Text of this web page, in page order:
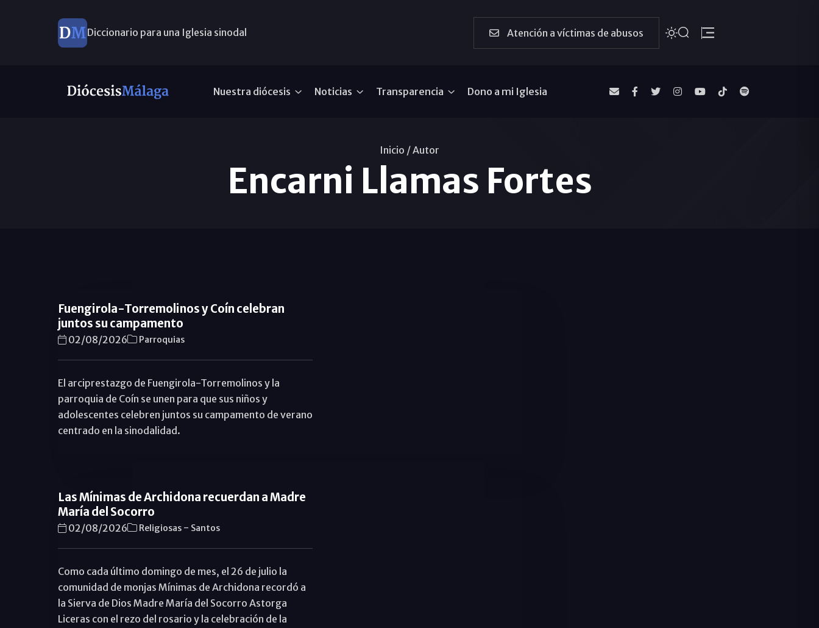
Diccionario para una Iglesia sinodal Atención a víctimas de abusos
Nuestra diócesis Noticias Transparencia Dono a mi Iglesia
Inicio /Autor
Encarni Llamas Fortes
Fuengirola-Torremolinos y Coín celebran
juntos su campamento
02/08/2026 Parroquias
El arciprestazgo de Fuengirola-Torremolinos y la
parroquia de Coín se unen para que sus niños y
adolescentes celebren juntos su campamento de verano
centrado en la sinodalidad.
Las Mínimas de Archidona recuerdan a Madre
María del Socorro
02/08/2026 Religiosas - Santos
Como cada último domingo de mes, el 26 de julio la
comunidad de monjas Mínimas de Archidona recordó a
la Sierva de Dios Madre María del Socorro Astorga
Liceras con el rezo del rosario y la celebración de la